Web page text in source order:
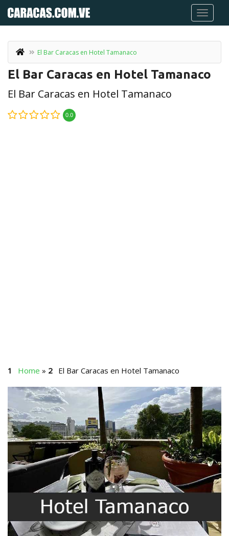
El Bar Caracas en Hotel Tamanaco
El Bar Caracas en Hotel Tamanaco
El Bar Caracas en Hotel Tamanaco
0.0
Home » El Bar Caracas en Hotel Tamanaco